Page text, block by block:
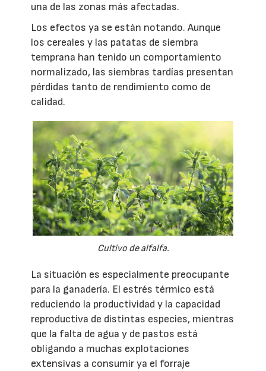
una de las zonas más afectadas.
Los efectos ya se están notando. Aunque
los cereales y las patatas de siembra
temprana han tenido un comportamiento
normalizado, las siembras tardías presentan
pérdidas tanto de rendimiento como de
calidad.
Cultivo de alfalfa.
La situación es especialmente preocupante
para la ganadería. El estrés térmico está
reduciendo la productividad y la capacidad
reproductiva de distintas especies, mientras
que la falta de agua y de pastos está
obligando a muchas explotaciones
extensivas a consumir ya el forraje